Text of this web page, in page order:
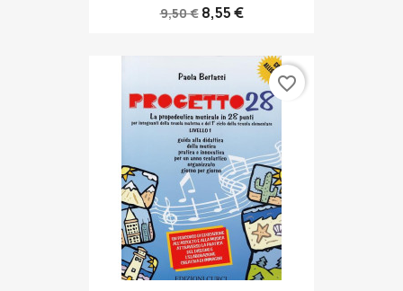
9,50 € 8,55 €
favorite_border